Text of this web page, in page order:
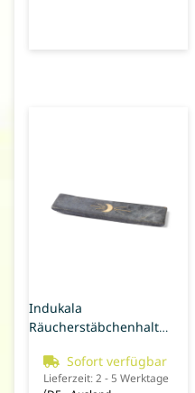
Indukala
Räucherstäbchenhalter
Sofort verfügbar
Lieferzeit:2 - 5 Werktage